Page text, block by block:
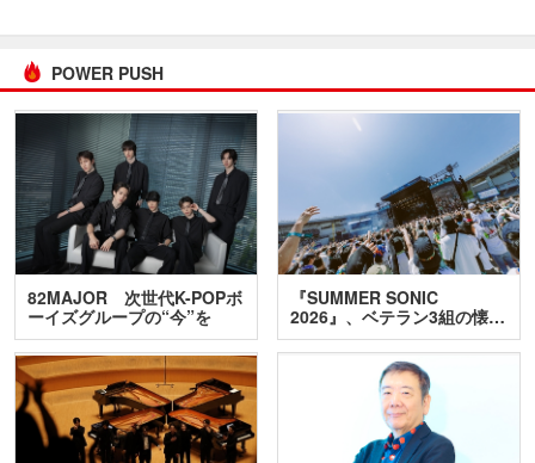
POWER PUSH
82MAJOR 次世代K-POPボ
ーイズグループの“今”を
訊…
『SUMMER SONIC
2026』、ベテラン3組の懐…